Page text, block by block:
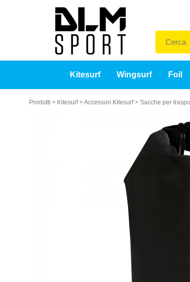
Kitesurf Wingsurf Foil
Prodotti > Kitesurf>Accessori Kitesurf> Sacche per